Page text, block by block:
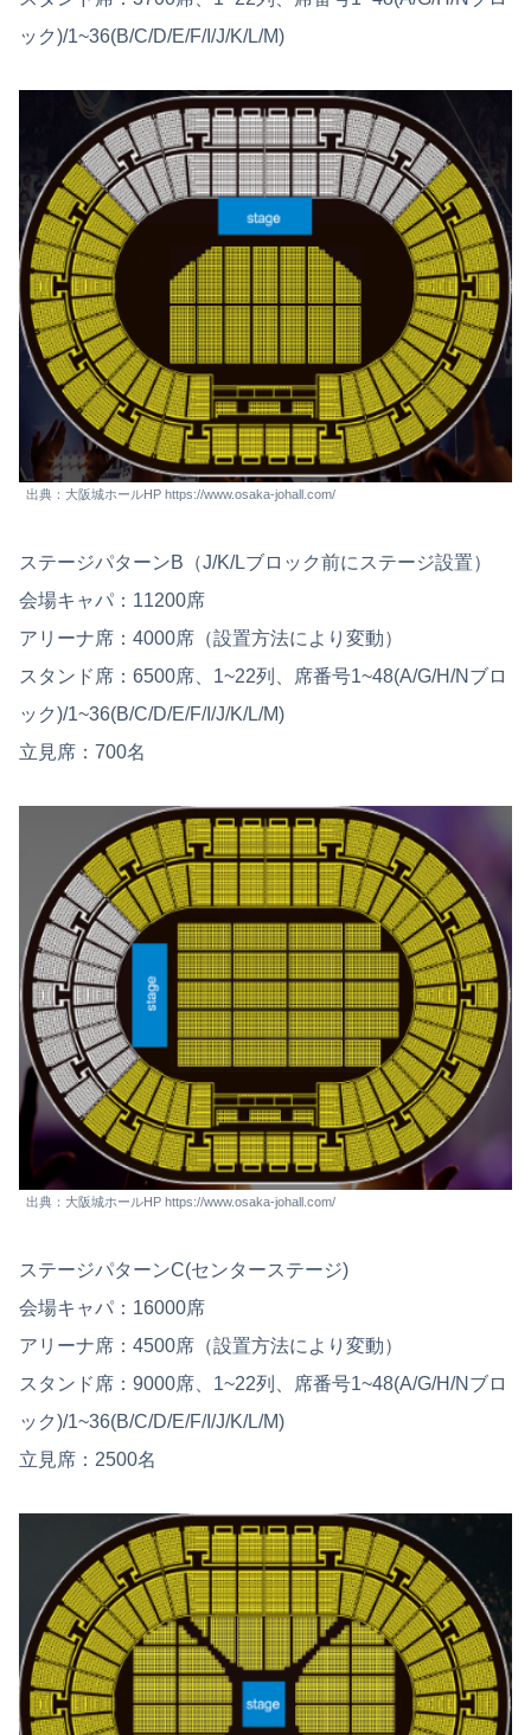
ック)/1~36(B/C/D/E/F/I/J/K/L/M)
出典：大阪城ホールHP https://www.osaka-johall.com/
ステージパターンB（J/K/Lブロック前にステージ設置）
会場キャパ：11200席
アリーナ席：4000席（設置方法により変動）
スタンド席：6500席、1~22列、席番号1~48(A/G/H/Nブロ
ック)/1~36(B/C/D/E/F/I/J/K/L/M)
立見席：700名
出典：大阪城ホールHP https://www.osaka-johall.com/
ステージパターンC(センターステージ)
会場キャパ：16000席
アリーナ席：4500席（設置方法により変動）
スタンド席：9000席、1~22列、席番号1~48(A/G/H/Nブロ
ック)/1~36(B/C/D/E/F/I/J/K/L/M)
立見席：2500名